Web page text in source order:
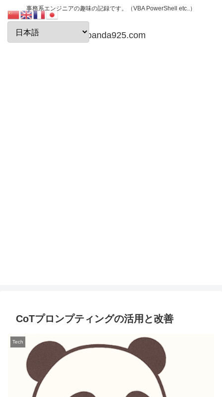
事務系エンジニアの趣味の記録です。（VBA PowerShell etc..）
papanda925.com
CoTプロンプティングの活用と改善
Tech